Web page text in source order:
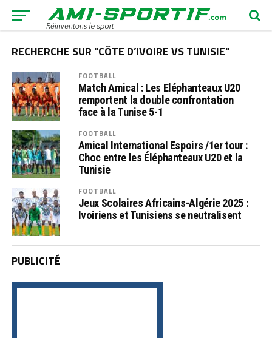
RECHERCHE SUR "CÔTE D’IVOIRE VS TUNISIE"
FOOTBALL
Match Amical : Les Eléphanteaux U20
remportent la double confrontation
face à la Tunise 5-1
FOOTBALL
Amical International Espoirs /1er tour :
Choc entre les Éléphanteaux U20 et la
Tunisie
FOOTBALL
Jeux Scolaires Africains-Algérie 2025 :
Ivoiriens et Tunisiens se neutralisent
PUBLICITÉ